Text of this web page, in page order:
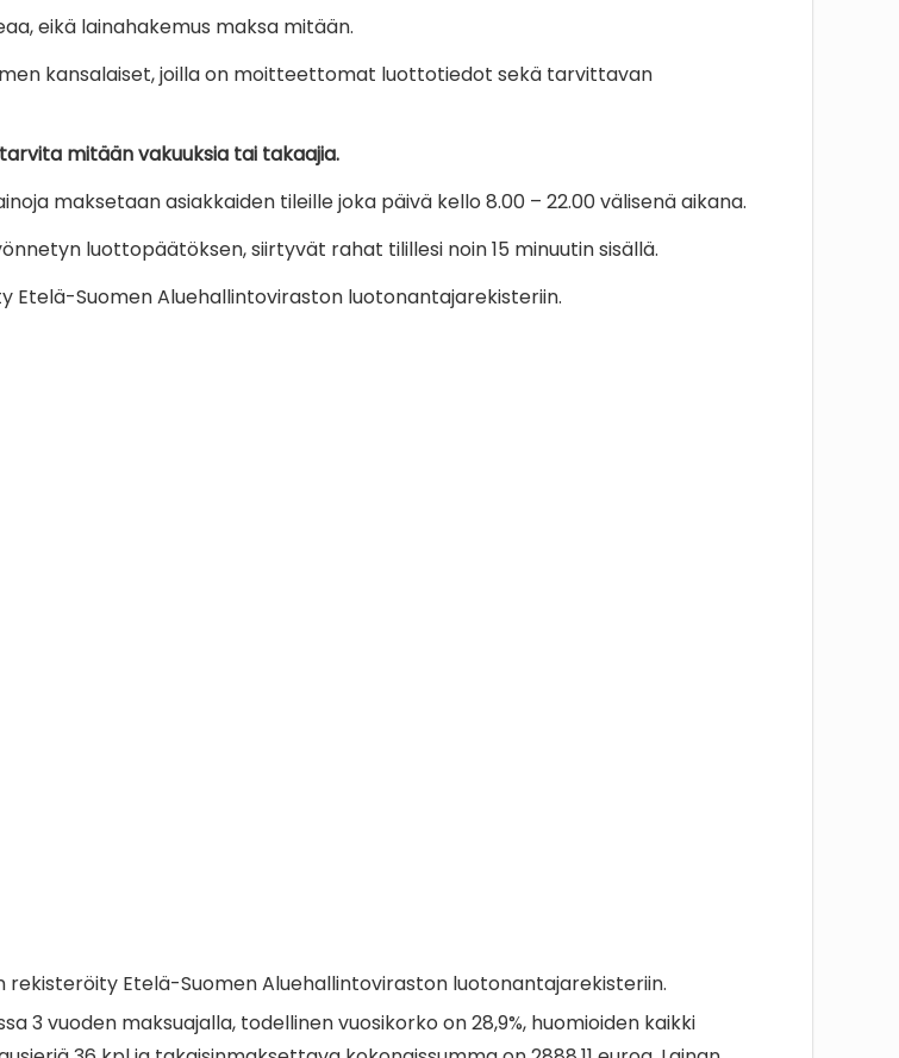
eikä lainahakemus maksa mitään.
kansalaiset, joilla on moitteettomat luottotiedot sekä tarvittavan
mitään vakuuksia tai takaajia.
maksetaan asiakkaiden tileille joka päivä kello 8.00 – 22.00 välisenä aikana.
luottopäätöksen, siirtyvät rahat tilillesi noin 15 minuutin sisällä.
Etelä-Suomen Aluehallintoviraston luotonantajarekisteriin.
rekisteröity Etelä-Suomen Aluehallintoviraston luotonantajarekisteriin.
3 vuoden maksuajalla, todellinen vuosikorko on 28,9%, huomioiden kaikki